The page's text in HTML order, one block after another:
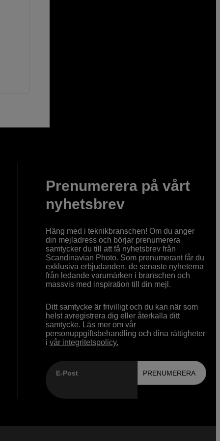
Prenumerera på vårt
nyhetsbrev
Häng med i teknikbranschen! Om du anger
din mejladress och börjar prenumerera
samtycker du till att få nyhetsbrev från
Scandinavian Photo. Som prenumerant får du
exklusiva erbjudanden, de senaste nyheterna
från ledande varumärken i branschen och
massvis med inspiration till din mejl.
Ditt samtycke är frivilligt och du kan när som
helst avregistrera dig eller återkalla ditt
samtycke. Läs mer om vår
personuppgiftsbehandling och dina rättigheter
i vår integritetspolicy.
E-Post PRENUMERERA